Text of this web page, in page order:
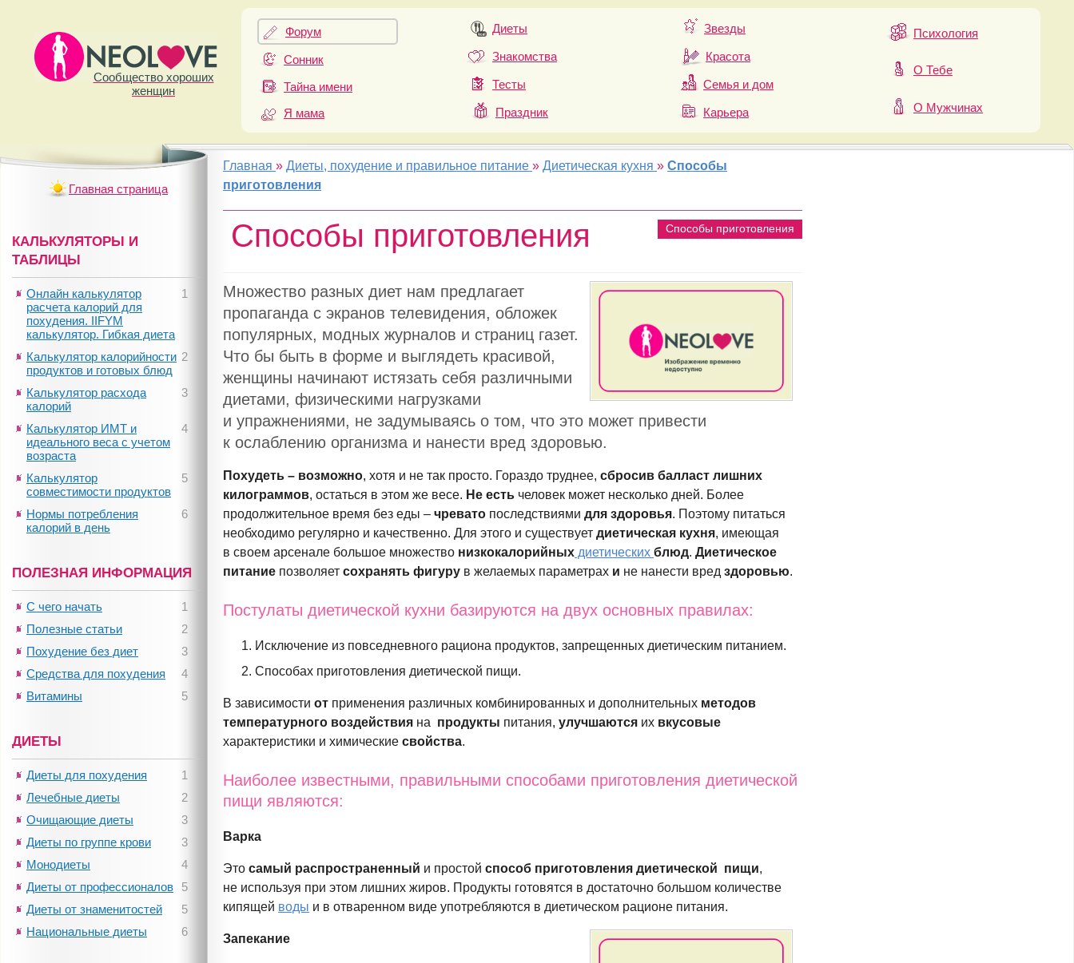
Сообщество хороших
женщин
Форум
Сонник
Тайна имени
Я мама
Диеты
Знакомства
Тесты
Праздник
Звезды
Красота
Семья и дом
Карьера
Психология
О Тебе
О Мужчинах
Главная »Диеты, похудение и правильное питание »Диетическая кухня »Способы
приготовления
Способы приготовления
Способы приготовления
Множество разных диет нам предлагает
пропаганда с экранов телевидения, обложек
популярных, модных журналов и страниц газет.
Что бы быть в форме и выглядеть красивой,
женщины начинают истязать себя различными
диетами, физическими нагрузками
и упражнениями, не задумываясь о том, что это может привести
к ослаблению организма и нанести вред здоровью.
Похудеть – возможно, хотя и не так просто. Гораздо труднее,сбросив балласт лишних
килограммов, остаться в этом же весе. Не есть человек может несколько дней. Более
продолжительное время без еды –чревато последствиямидля здоровья. Поэтому питаться
необходимо регулярно и качественно. Для этого и существуетдиетическая кухня, имеющая
в своем арсенале большое множество низкокалорийных диетическихблюд.Диетическое
питание позволяетсохранять фигуру в желаемых параметрах и не нанести вредздоровью.
Постулаты диетической кухни базируются на двух основных правилах:
Исключение из повседневного рациона продуктов, запрещенных диетическим питанием.
Способах приготовления диетической пищи.
В зависимостиот применения различных комбинированных и дополнительных методов
температурного воздействия на продукты питания,улучшаются их вкусовые
характеристики и химическиесвойства.
Наиболее известными, правильными способами приготовления диетической
пищи являются:
Варка
Этосамый распространенный и простойспособ приготовления диетической пищи,
не используя при этом лишних жиров. Продукты готовятся в достаточно большом количестве
кипящей воды и в отваренном виде употребляются в диетическом рационе питания.
Запекание
Главная страница
КАЛЬКУЛЯТОРЫ И
ТАБЛИЦЫ
1
Онлайн калькулятор
расчета калорий для
похудения. IIFYM
калькулятор. Гибкая диета
2
Калькулятор калорийности
продуктов и готовых блюд
3
Калькулятор расхода
калорий
4
Калькулятор ИМТ и
идеального веса с учетом
возраста
5
Калькулятор
совместимости продуктов
6
Нормы потребления
калорий в день
ПОЛЕЗНАЯ ИНФОРМАЦИЯ
1
С чего начать
2
Полезные статьи
3
Похудение без диет
4
Средства для похудения
5
Витамины
ДИЕТЫ
1
Диеты для похудения
2
Лечебные диеты
3
Очищающие диеты
3
Диеты по группе крови
4
Монодиеты
5
Диеты от профессионалов
5
Диеты от знаменитостей
6
Национальные диеты